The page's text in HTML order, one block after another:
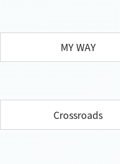
MY WAY
Crossroads